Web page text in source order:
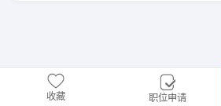
收藏 职位申请